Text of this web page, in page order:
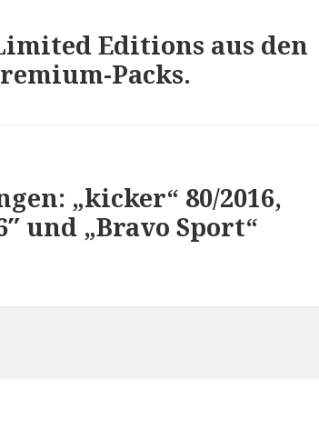
Editions aus den
Packs.
„kicker“ 80/2016,
und „Bravo Sport“